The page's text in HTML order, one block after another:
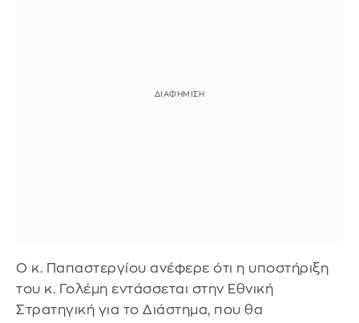
Ο κ. Παπαστεργίου ανέφερε ότι η υποστήριξη
του κ. Γολέμη εντάσσεται στην Εθνική
Στρατηγική για το Διάστημα, που θα